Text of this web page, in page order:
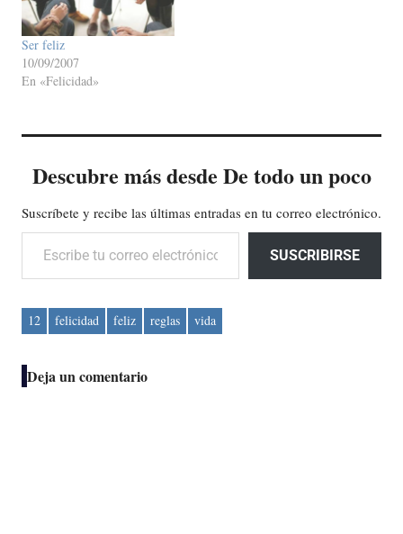
Ser feliz
10/09/2007
En «Felicidad»
Descubre más desde De todo un poco
Suscríbete y recibe las últimas entradas en tu correo electrónico.
Escribe tu correo electrónico…
SUSCRIBIRSE
12 felicidad feliz reglas vida
Deja un comentario